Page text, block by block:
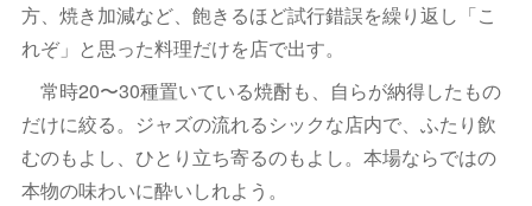
方、焼き加減など、飽きるほど試行錯誤を繰り返し「こ
れぞ」と思った料理だけを店で出す。
常時20〜30種置いている焼酎も、自らが納得したもの
だけに絞る。ジャズの流れるシックな店内で、ふたり飲
むのもよし、ひとり立ち寄るのもよし。本場ならではの
本物の味わいに酔いしれよう。